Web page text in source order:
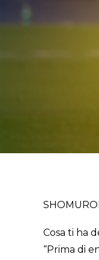
Cosa ti ha
“Prima di